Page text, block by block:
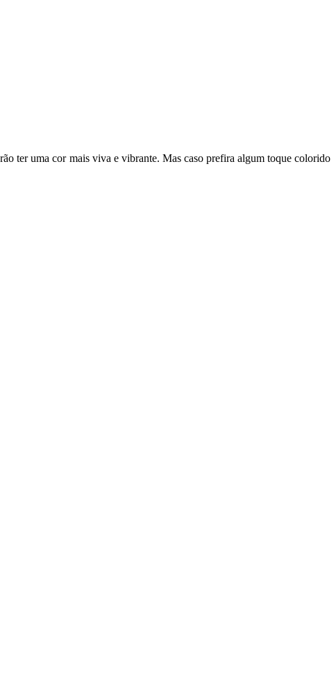
ter uma cor mais viva e vibrante. Mas caso prefira algum toque colorido